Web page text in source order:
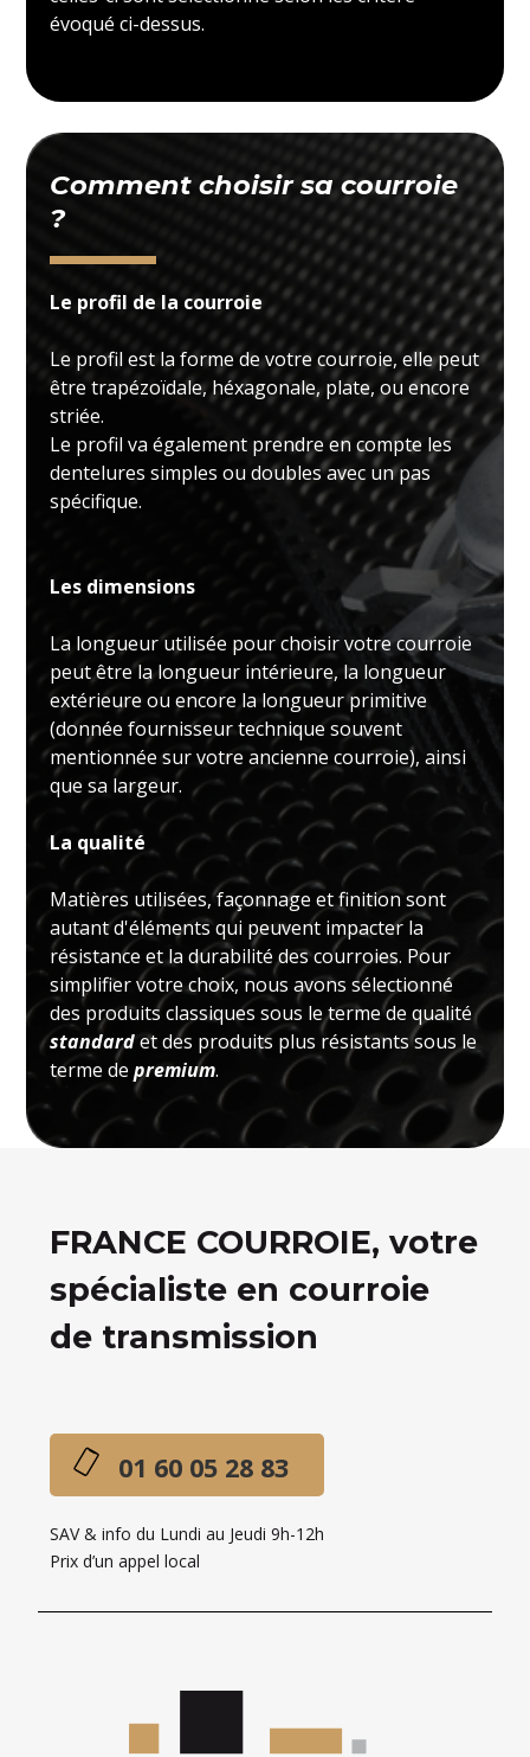
évoqué ci-dessus.
Comment choisir sa courroie
?
Le profil de la courroie
Le profil est la forme de votre courroie, elle peut
être trapézoïdale, héxagonale, plate, ou encore
striée.
Le profil va également prendre en compte les
dentelures simples ou doubles avec un pas
spécifique.
Les dimensions
La longueur utilisée pour choisir votre courroie
peut être la longueur intérieure, la longueur
extérieure ou encore la longueur primitive
(donnée fournisseur technique souvent
mentionnée sur votre ancienne courroie), ainsi
que sa largeur.
La qualité
Matières utilisées, façonnage et finition sont
autant d'éléments qui peuvent impacter la
résistance et la durabilité des courroies. Pour
simplifier votre choix, nous avons sélectionné
des produits classiques sous le terme de qualité
standardet des produits plus résistants sous le
terme depremium.
FRANCE COURROIE, votre
spécialiste en courroie
de transmission
01 60 05 28 83
SAV & info du Lundi au Jeudi 9h-12h
Prix d’un appel local